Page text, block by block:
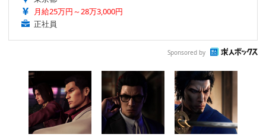
月給25万円～28万3,000円
正社員
Sponsored by